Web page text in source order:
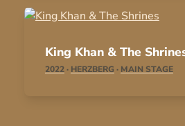
King Khan & The
2022· HERZBERG · MAIN STAGE